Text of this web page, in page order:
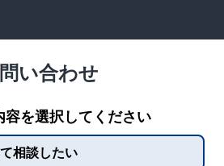
い合わせ
容を選択してください
相談したい